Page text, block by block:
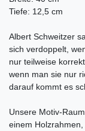
Tiefe: 12,5 cm
Albert Schweitzer
sich verdoppelt,
nur teilweise
wenn man sie nur
darauf kommt es
Unsere Motiv-
einem